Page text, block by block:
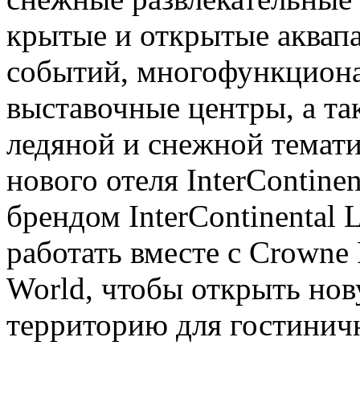
крытые и открытые
событий,
выставочные центры, а
ледяной и снежной
нового отеля
брендом InterContinental
работать вместе с
World, чтобы открыть
территорию для